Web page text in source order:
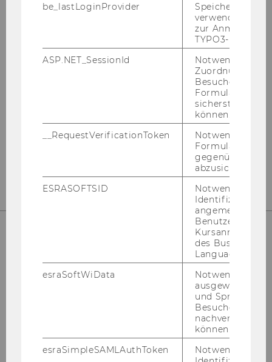
Institute for Marketing and
Customer Analytics
1020 Vienna
be_lastLoginProvider
Speichert die
verwendete
zur Anmeldung
TYPO3-Backend.
ASP.NET_SessionId
Notwendig, um
Zuordnung von
Besucher zu
sicherstellen zu
können.
__RequestVerificationToken
Notwendig, um
gegenüber
abzusichern.
ESRASOFTSID
Notwendig zur
Identifizierung
angemeldeten
Benutzers im
des Business
Language
esraSoftWiData
Notwendig um
ausgewählte
und
Besuchers
nachverfolgen
können.
esraSimpleSAMLAuthToken
Notwendig zur